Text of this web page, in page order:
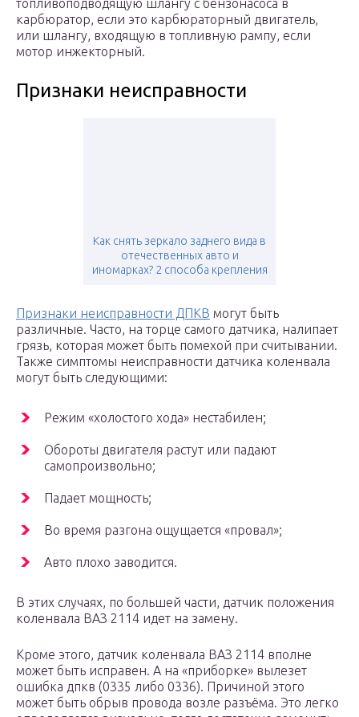
топливоподводящую шлангу с бензонасоса в
карбюратор, если это карбюраторный двигатель,
или шлангу, входящую в топливную рампу, если
мотор инжекторный.
Признаки неисправности
Как снять зеркало заднего вида в
отечественных авто и
иномарках? 2 способа крепления
Признаки неисправности ДПКВ могут быть
различные. Часто, на торце самого датчика, налипает
грязь, которая может быть помехой при считывании.
Также симптомы неисправности датчика коленвала
могут быть следующими:
Режим «холостого хода» нестабилен;
Обороты двигателя растут или падают
самопроизвольно;
Падает мощность;
Во время разгона ощущается «провал»;
Авто плохо заводится.
В этих случаях, по большей части, датчик положения
коленвала ВАЗ 2114 идет на замену.
Кроме этого, датчик коленвала ВАЗ 2114 вполне
может быть исправен. А на «приборке» вылезет
ошибка дпкв (0335 либо 0336). Причиной этого
может быть обрыв провода возле разъёма. Это легко